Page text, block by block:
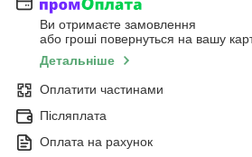
Ви отримаєте замовлення
або гроші повернуться на вашу
Детальніше
Оплатити частинами
Післяплата
Оплата на рахунок